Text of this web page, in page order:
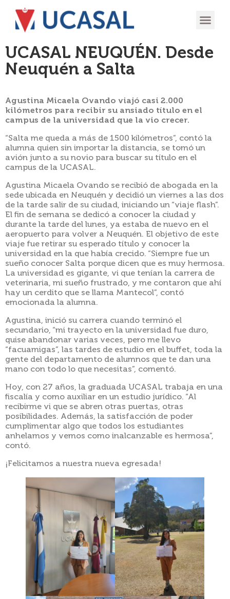
UCASAL NEUQUÉN. Desde
Neuquén a Salta
Agustina Micaela Ovando viajó casi 2.000
kilómetros para recibir su ansiado título en el
campus de la universidad que la vio crecer.
“Salta me queda a más de 1500 kilómetros”, contó la
alumna quien sin importar la distancia, se tomó un
avión junto a su novio para buscar su título en el
campus de la UCASAL.
Agustina Micaela Ovando se recibió de abogada en la
sede ubicada en Neuquén y decidió un viernes a las dos
de la tarde salir de su ciudad, iniciando un “viaje flash”.
El fin de semana se dedicó a conocer la ciudad y
durante la tarde del lunes, ya estaba de nuevo en el
aeropuerto para volver a Neuquén. El objetivo de este
viaje fue retirar su esperado título y conocer la
universidad en la que había crecido. “Siempre fue un
sueño conocer Salta porque dicen que es muy hermosa.
La universidad es gigante, vi que tenían la carrera de
veterinaria, mi sueño frustrado, y me contaron que ahí
hay un cerdito que se llama Mantecol”, contó
emocionada la alumna.
Agustina, inició su carrera cuando terminó el
secundario, “mi trayecto en la universidad fue duro,
quise abandonar varias veces, pero me llevo
“facuamigas”, las tardes de estudio en el buffet, toda la
gente del departamento de alumnos que te dan una
mano con todo lo que necesitas”, comentó.
Hoy, con 27 años, la graduada UCASAL trabaja en una
fiscalía y como auxiliar en un estudio jurídico. “Al
recibirme vi que se abren otras puertas, otras
posibilidades. Además, la satisfacción de poder
cumplimentar algo que todos los estudiantes
anhelamos y vemos como inalcanzable es hermosa”,
contó.
¡Felicitamos a nuestra nueva egresada!